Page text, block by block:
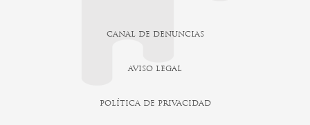
CANAL DE DENUNCIAS
AVISO LEGAL
POLÍTICA DE PRIVACIDAD